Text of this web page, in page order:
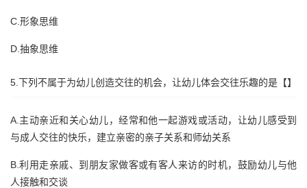
C.形象思维
D.抽象思维
5.下列不属于为幼儿创造交往的机会，让幼儿体会交往乐趣的是【】
A.主动亲近和关心幼儿，经常和他一起游戏或活动，让幼儿感受到
与成人交往的快乐，建立亲密的亲子关系和师幼关系
B.利用走亲戚、到朋友家做客或有客人来访的时机，鼓励幼儿与他
人接触和交谈